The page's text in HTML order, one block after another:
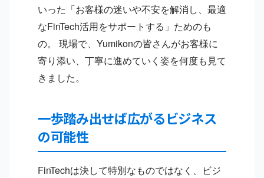
いった「お客様の迷いや不安を解消し、最適
なFinTech活用をサポートする」ためのも
の。 現場で、Yumikonの皆さんがお客様に
寄り添い、丁寧に進めていく姿を何度も見て
きました。
一歩踏み出せば広がるビジネス
の可能性
FinTechは決して特別なものではなく、ビジ